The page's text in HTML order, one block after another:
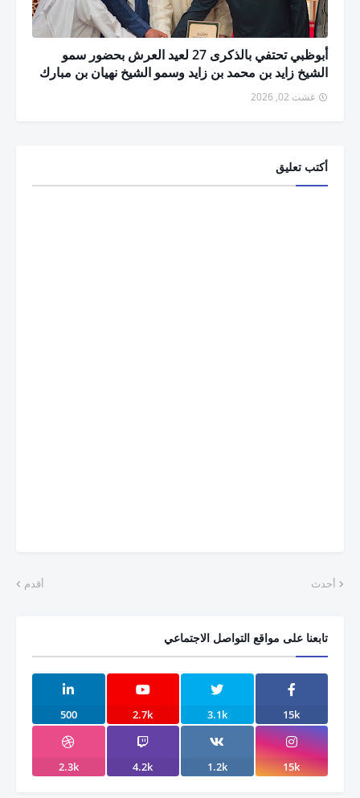
أبوظبي تحتفي بالذكرى 27 لعيد العرش بحضور سمو
الشيخ زايد بن محمد بن زايد وسمو الشيخ نهيان بن مبارك
غشت 02, 2026
أكتب تعليق
أحدث أقدم
تابعنا على مواقع التواصل الاجتماعي
15k
3.1k
2.7k
500
15k
1.2k
4.2k
2.3k